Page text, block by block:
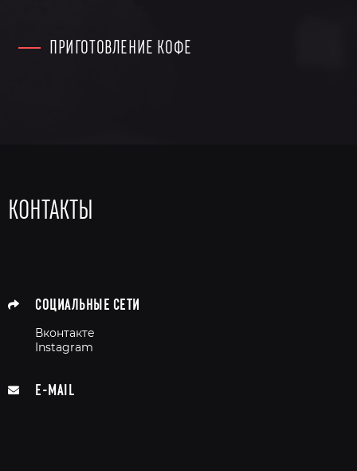
ПРИГОТОВЛЕНИЕ КОФЕ
КОНТАКТЫ
СОЦИАЛЬНЫЕ СЕТИ
Вконтакте
Instagram
E-MAIL